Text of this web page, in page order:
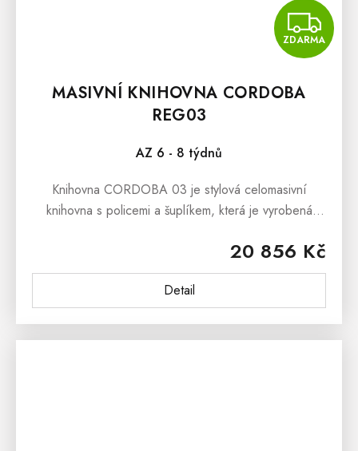
ZDARMA
MASIVNÍ KNIHOVNA CORDOBA
REG03
AZ 6 - 8 týdnů
20 856 Kč
Detail
Knihovna CORDOBA 03 je stylová celomasivní
knihovna s policemi a šuplíkem, která je vyrobená
rustikálním stylu je vhodná do všech...